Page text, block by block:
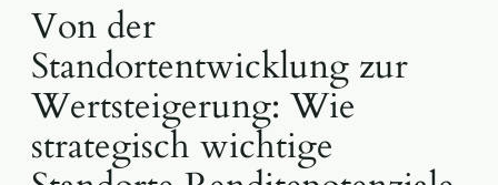
Von der
Standortentwicklung zur
Wertsteigerung: Wie
strategisch wichtige